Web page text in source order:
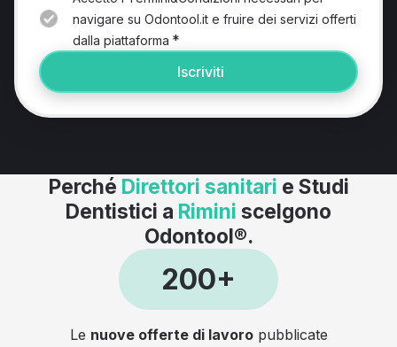
navigare su Odontool.it e fruire dei servizi offerti
dalla piattaforma *
Iscriviti
Perché Direttori sanitari e Studi
Dentistici a Rimini scelgono
Odontool®.
200+
Le nuove offerte di lavoropubblicate